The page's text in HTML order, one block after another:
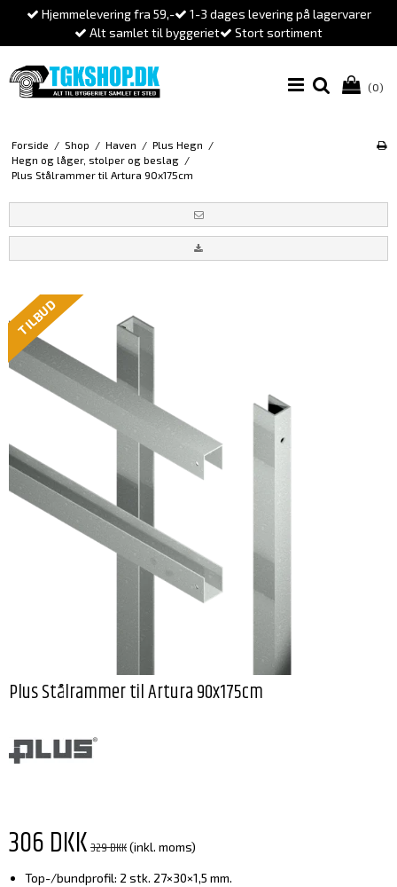
Hjemmelevering fra 59,-
1-3 dages levering på lagervarer
Alt samlet til byggeriet
Stort sortiment
(0)
Forside / Shop / Haven / Plus Hegn /
Hegn og låger, stolper og beslag /
Plus Stålrammer til Artura 90x175cm
TILBUD
Plus Stålrammer til Artura 90x175cm
306 DKK329 DKK(inkl. moms)
Top-/bundprofil: 2 stk. 27×30×1,5 mm.